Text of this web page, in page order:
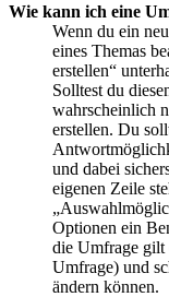
Wie kann ich eine
Wenn du ein
eines Themas
erstellen“
Solltest du
wahrscheinlich
erstellen. Du
und dabei
eigenen Zeile
Optionen ein
die Umfrage gilt
Umfrage) und
ändern können.